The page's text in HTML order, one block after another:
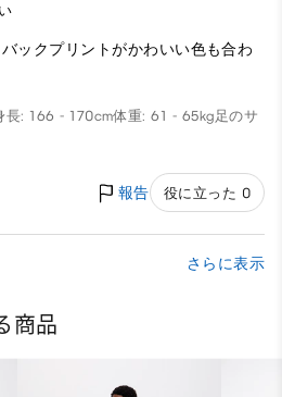
ックプリントがかわいい色も合わ
長: 166 - 170cm体重: 61 - 65kg足のサ
報告 役に立った 0
さらに表示
商品